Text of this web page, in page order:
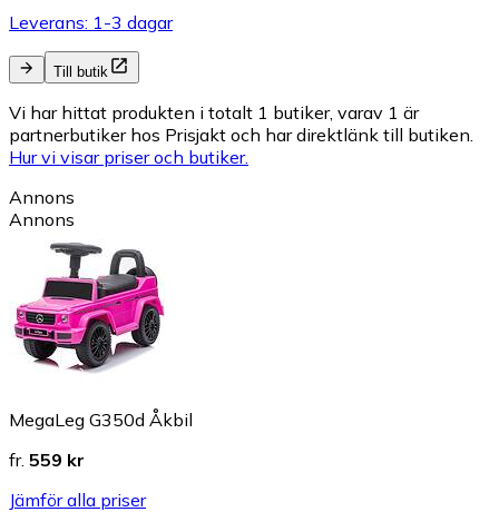
Leverans: 1-3 dagar
Till butik
Vi har hittat produkten i totalt 1 butiker, varav 1 är
partnerbutiker hos Prisjakt och har direktlänk till butiken.
Hur vi visar priser och butiker.
Annons
Annons
MegaLeg G350d Åkbil
fr. 559 kr
Jämför alla priser